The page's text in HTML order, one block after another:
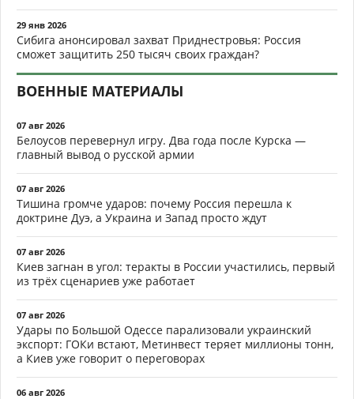
29 янв 2026
Сибига анонсировал захват Приднестровья: Россия
сможет защитить 250 тысяч своих граждан?
ВОЕННЫЕ МАТЕРИАЛЫ
07 авг 2026
Белоусов перевернул игру. Два года после Курска —
главный вывод о русской армии
07 авг 2026
Тишина громче ударов: почему Россия перешла к
доктрине Дуэ, а Украина и Запад просто ждут
07 авг 2026
Киев загнан в угол: теракты в России участились, первый
из трёх сценариев уже работает
07 авг 2026
Удары по Большой Одессе парализовали украинский
экспорт: ГОКи встают, Метинвест теряет миллионы тонн,
а Киев уже говорит о переговорах
06 авг 2026